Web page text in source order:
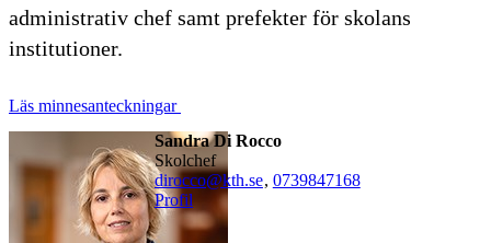
administrativ chef samt prefekter för skolans
institutioner.
Läs minnesanteckningar
Sandra Di Rocco
skolchef
dirocco@kth.se, 0739847168
Profil